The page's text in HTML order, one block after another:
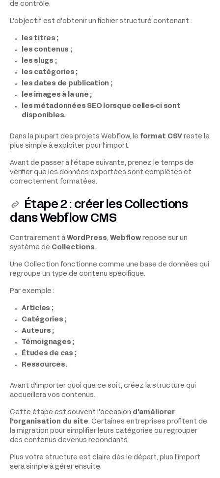
de contrôle.
L'objectif est d'obtenir un fichier structuré contenant :
les titres ;
les contenus ;
les slugs ;
les catégories ;
les dates de publication ;
les images à la une ;
les métadonnées SEO lorsque celles-ci sont
disponibles.
Dans la plupart des projets Webflow, le format CSV reste le
plus simple à exploiter pour l'import.
Avant de passer à l'étape suivante, prenez le temps de
vérifier que les données exportées sont complètes et
correctement formatées.
Étape 2 : créer les Collections
dans Webflow CMS
Contrairement à WordPress, Webflow repose sur un
système de Collections.
Une Collection fonctionne comme une base de données qui
regroupe un type de contenu spécifique.
Par exemple :
Articles ;
Catégories ;
Auteurs ;
Témoignages ;
Études de cas ;
Ressources.
Avant d'importer quoi que ce soit, créez la structure qui
accueillera vos contenus.
Cette étape est souvent l'occasion d'améliorer
l'organisation du site. Certaines entreprises profitent de
la migration pour simplifier leurs catégories ou regrouper
des contenus devenus redondants.
Plus votre structure est claire dès le départ, plus l'import
sera simple à gérer ensuite.